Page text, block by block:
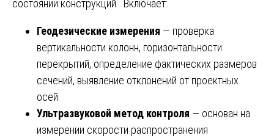
состоянии конструкций. Включает:
Геодезические измерения — проверка
вертикальности колонн, горизонтальности
перекрытий, определение фактических размеров
сечений, выявление отклонений от проектных
осей.
Ультразвуковой метод контроля — основан на
измерении скорости распространения